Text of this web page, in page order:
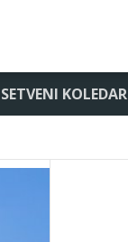
SETVENI KOLEDAR